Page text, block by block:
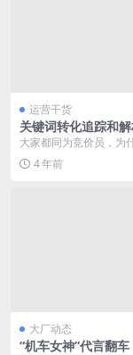
运营干货
关键词转化追踪和
这个操作让你高人
大家都同为竞价员，为
格外秀，格外凸出！ 还
个害兔子被pass...
4 年前
大厂动态
“机车女神”代言翻车